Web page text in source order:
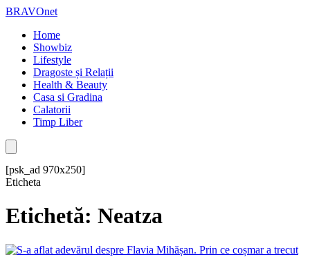
BRAVOnet
Home
Showbiz
Lifestyle
Dragoste și Relații
Health & Beauty
Casa si Gradina
Calatorii
Timp Liber
[psk_ad 970x250]
Eticheta
Etichetă: Neatza